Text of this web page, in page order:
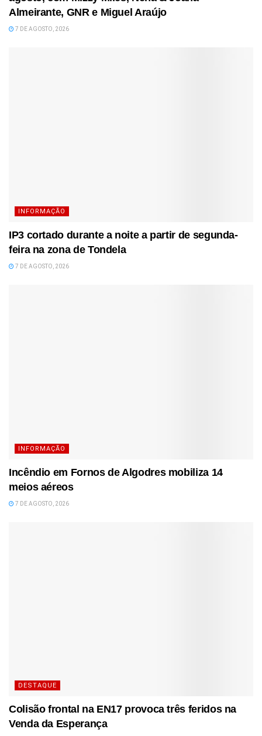
Almeirante, GNR e Miguel Araújo
7 DE AGOSTO, 2026
INFORMAÇÃO
IP3 cortado durante a noite a partir de segunda-
feira na zona de Tondela
7 DE AGOSTO, 2026
INFORMAÇÃO
Incêndio em Fornos de Algodres mobiliza 14
meios aéreos
7 DE AGOSTO, 2026
DESTAQUE
Colisão frontal na EN17 provoca três feridos na
Venda da Esperança